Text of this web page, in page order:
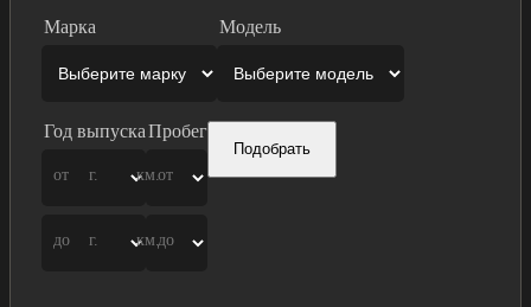
Марка Модель
Год выпуска
от г.
до г.
Пробег
от
км.
до
км.
Подобрать